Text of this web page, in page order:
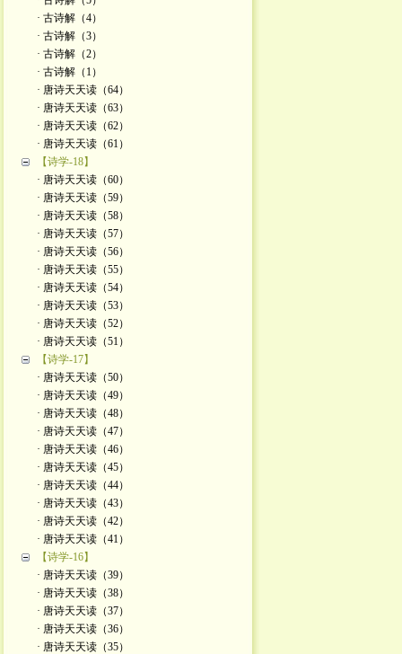
· 古诗解（4）
· 古诗解（3）
· 古诗解（2）
· 古诗解（1）
· 唐诗天天读（64）
· 唐诗天天读（63）
· 唐诗天天读（62）
· 唐诗天天读（61）
【诗学-18】
· 唐诗天天读（60）
· 唐诗天天读（59）
· 唐诗天天读（58）
· 唐诗天天读（57）
· 唐诗天天读（56）
· 唐诗天天读（55）
· 唐诗天天读（54）
· 唐诗天天读（53）
· 唐诗天天读（52）
· 唐诗天天读（51）
【诗学-17】
· 唐诗天天读（50）
· 唐诗天天读（49）
· 唐诗天天读（48）
· 唐诗天天读（47）
· 唐诗天天读（46）
· 唐诗天天读（45）
· 唐诗天天读（44）
· 唐诗天天读（43）
· 唐诗天天读（42）
· 唐诗天天读（41）
【诗学-16】
· 唐诗天天读（39）
· 唐诗天天读（38）
· 唐诗天天读（37）
· 唐诗天天读（36）
· 唐诗天天读（35）